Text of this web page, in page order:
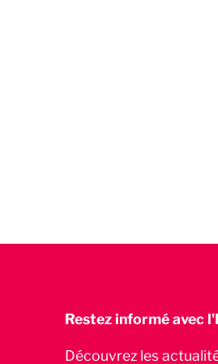
Restez informé avec
Découvrez les